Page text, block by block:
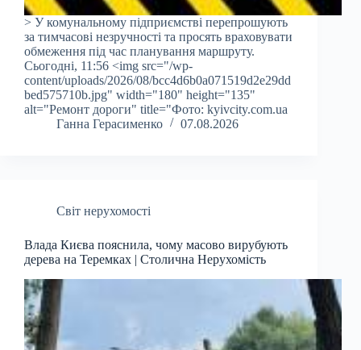
> У комунальному підприємстві перепрошують
за тимчасові незручності та просять враховувати
обмеження під час планування маршруту.
Сьогодні, 11:56 <img src="/wp-
content/uploads/2026/08/bcc4d6b0a071519d2e29dd
bed575710b.jpg" width="180" height="135"
alt="Ремонт дороги" title="Фото: kyivcity.com.ua
Ганна Герасименко
07.08.2026
Світ нерухомості
Влада Києва пояснила, чому масово вирубують
дерева на Теремках | Столична Нерухомість